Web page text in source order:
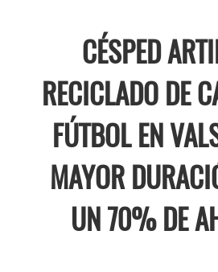
CÉSPED
RECICLADO DE
FÚTBOL EN
MAYOR
UN 70% DE